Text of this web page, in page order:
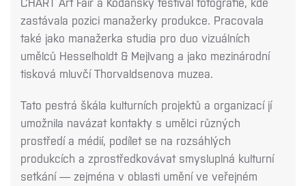
zastávala pozici manažerky produkce. Pracovala
také jako manažerka studia pro duo vizuálních
umělců Hesselholdt & Mejlvang a jako mezinárodní
tisková mluvčí Thorvaldsenova muzea.
Tato pestrá škála kulturních projektů a organizací jí
umožnila navázat kontakty s umělci různých
prostředí a médií, podílet se na rozsáhlých
produkcích a zprostředkovávat smysluplná kulturní
setkání — zejména v oblasti umění ve veřejném